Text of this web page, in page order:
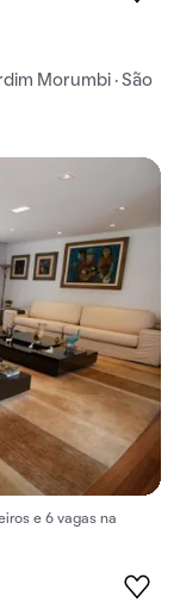
Morumbi · São
e 6 vagas na